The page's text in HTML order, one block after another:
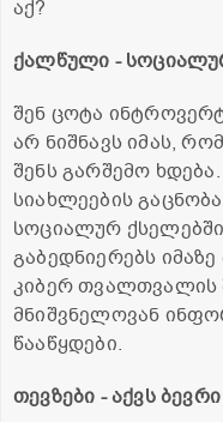
აქ?
ქალწული -
შენ ცოტა
არ ნიშნავს იმას,
შენს გარშემო
სიახლეების
სოციალურ
გაბედნიერებს
კიბერ თვალთვალის
მნიშვნელოვან
წააწყდები.
თევზები - აქვს